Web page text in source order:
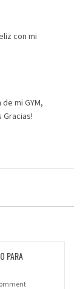
con mi
mi GYM,
Gracias!
PARA